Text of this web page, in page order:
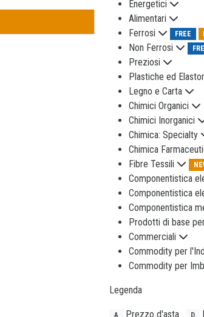
Energetici
Alimentari
Ferrosi
FREE
Non Ferrosi
Preziosi
Plastiche ed
Legno e Carta
Chimici Organici
Chimici Inorganici
Chimica: Specialty
Chimica
Fibre Tessili
Componentistica
Componentistica
Componentistica
Prodotti di base
Commerciali
Commodity per
Commodity per
Legenda
A Prezzo d'asta D